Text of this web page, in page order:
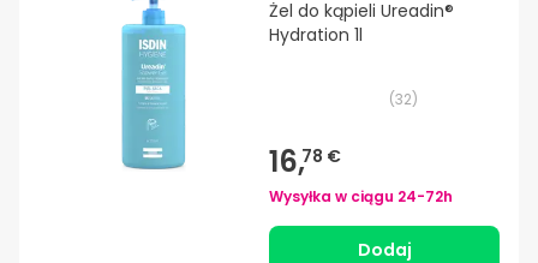
Żel do kąpieli Ureadin®
Hydration 1l
(32)
16,78 €
Wysyłka w ciągu 24-72h
Dodaj